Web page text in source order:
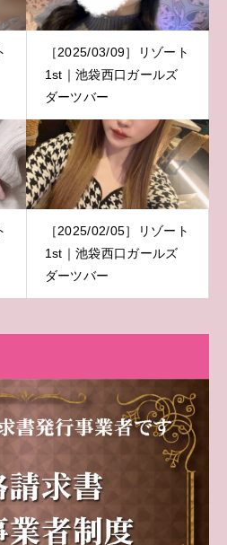
［2025/03/09］リゾート
1st｜池袋西口ガールズ
ダーツバー
［2025/02/05］リゾート
1st｜池袋西口ガールズ
ダーツバー